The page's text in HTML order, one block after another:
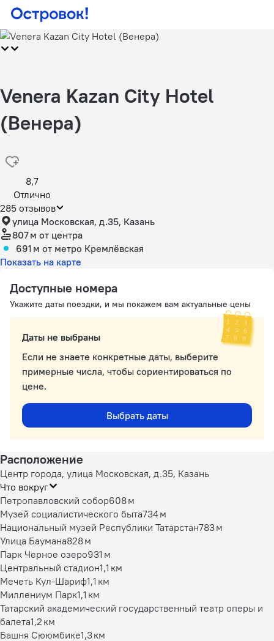
Venera Kazan City Hotel
(Венера)
8,7
Отлично
285 отзывов
улица Московская, д.35, Казань
807 м от центра
691 м от метро Кремлёвская
Показать на карте
Доступные номера
Укажите даты поездки, и мы покажем вам актуальные цены
Даты не выбраны
Если не знаете конкретные даты, выберите
примерные числа, чтобы сориентироваться по
цене.
Выбрать даты
Расположение
Центр города, улица Московская, д.35, Казань
Что вокруг
Петропавловский собор608 м
Музей социалистического быта734 м
Национальный музей Республики Татарстан783 м
Улица Баумана828 м
Парк Черное озеро931 м
Центральный стадион1,1 км
Мечеть Кул-Шариф1,1 км
Миллениум Парк1,1 км
Татарский академический государственный театр оперы и
балета1,2 км
Башня Сююмбике1,3 км